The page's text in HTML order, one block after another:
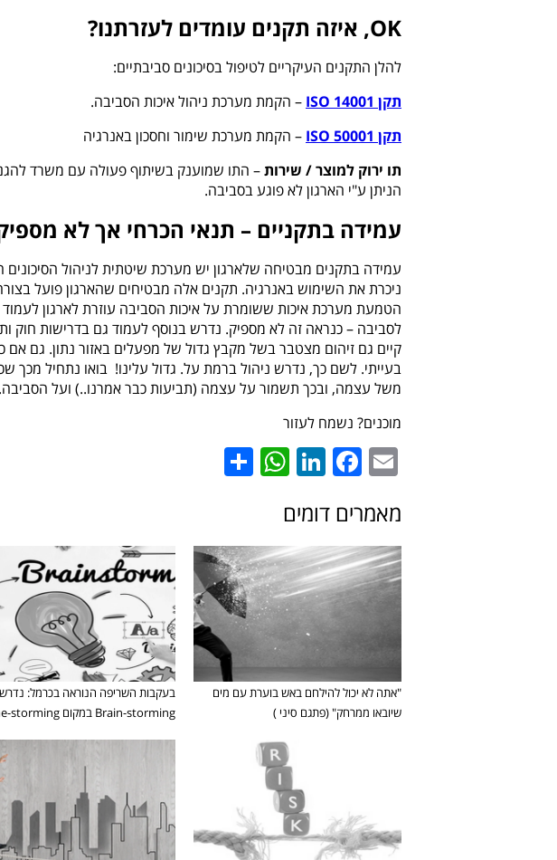
OK, איזה תקנים עומדים לעזרתנו?
להלן התקנים העיקריים לטיפול בסיכונים סביבתיים:
תקן 14001
ISO – הקמת מערכת ניהול איכות הסביבה.
תקן 50001
ISO – הקמת מערכת שימור וחסכון באנרגיה
תו ירוק למוצר / שירות– התו שמוענק בשיתוף פעולה עם משרד
הניתן ע"י הארגון לא פוגע בסביבה.
עמידה בתקניים – תנאי הכרחי אך לא
עמידה בתקנים מבטיחה שלארגון יש מערכת שיטתית לניהול הסיכונים
ניכרת את השימוש באנרגיה. תקנים אלה מבטיחים שהארגון פועל
הטמעת מערכת איכות ששומרת על איכות הסביבה עוזרת לארגון
לסביבה – כנראה זה לא מספיק. נדרש בנוסף לעמוד גם בדרישות חוק
קיים גם זיהום מצטבר בשל מקבץ גדול של מפעלים באזור נתון. גם אם
בעייתי. לשם כך, נדרש ניהול ברמת על. גדול עלינו! בואו נתחיל מכך
משל עצמה, ובכך תשמור על עצמה (תביעות כבר אמרנו..) ועל הסביבה.
מוכנים? נשמח לעזור
Email
Facebook
LinkedIn
WhatsApp
מאמרים דומים
"אתה לא יכול להילחם באש בוערת עם מים
שיובאו ממרחק" (פתגם סיני )
בעקבות השריפה הנוראה בכרמל: נדרש
Brain-storming במקום Blame-storming